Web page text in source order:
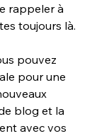
rappeler à
toujours là.
pouvez
pour une
blog et la
avec vos